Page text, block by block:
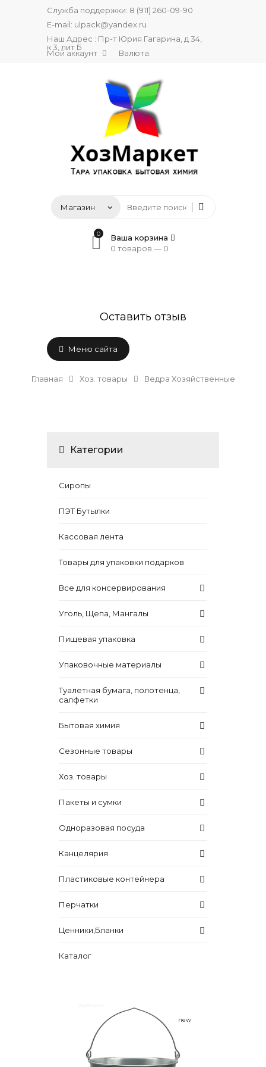
Служба поддержки: 8 (911) 260-09-90
E-mail: ulpack@yandex.ru
Наш Адрес : Пр-т Юрия Гагарина, д 34,
к 3, лит Б
Мой аккаунт Валюта:
0
Ваша корзина
0 товаров — 0
Оставить отзыв
Меню сайта
Главная Хоз. товары Ведра Хозяйственные
Категории
Сиропы
ПЭТ Бутылки
Кассовая лента
Товары для упаковки подарков
Все для консервирования
Уголь, Щепа, Мангалы
Пищевая упаковка
Упаковочные материалы
Туалетная бумага, полотенца,
салфетки
Бытовая химия
Сезонные товары
Хоз. товары
Пакеты и сумки
Одноразовая посуда
Канцелярия
Пластиковые контейнера
Перчатки
Ценники,Бланки
Каталог
new